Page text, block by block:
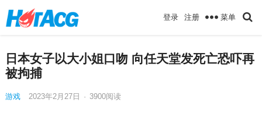
登录 注册 菜单
日本女子以大小姐口吻 向任天堂发死亡恐吓再
被拘捕
游戏 2023年2月27日 · 3900阅读